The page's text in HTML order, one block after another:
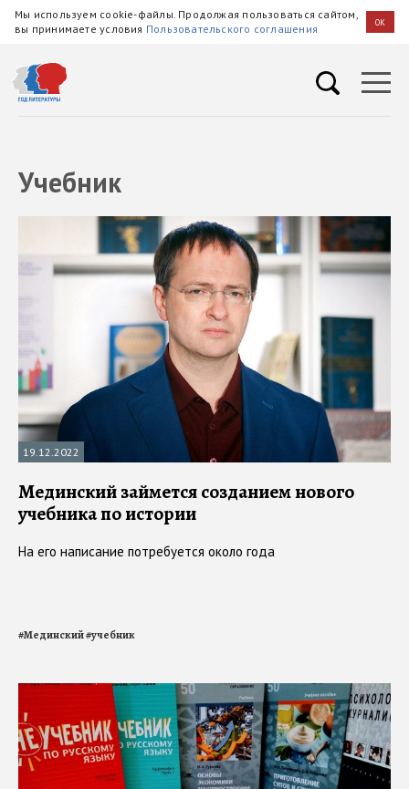
Мы используем cookie-файлы. Продолжая пользоваться сайтом,
вы принимаете условия Пользовательского соглашения OK
Учебник
19.12.2022
Мединский займется созданием нового
учебника по истории
На его написание потребуется около года
#Мединский#учебник